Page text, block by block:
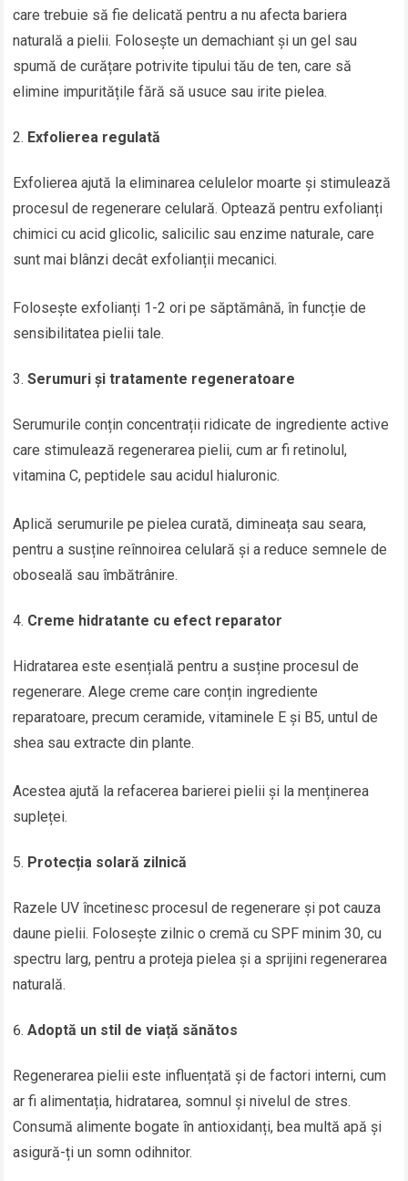
care trebuie să fie delicată pentru a nu afecta bariera
naturală a pielii. Folosește un demachiant și un gel sau
spumă de curățare potrivite tipului tău de ten, care să
elimine impuritățile fără să usuce sau irite pielea.
Exfolierea regulată
Exfolierea ajută la eliminarea celulelor moarte și stimulează
procesul de regenerare celulară. Optează pentru exfolianți
chimici cu acid glicolic, salicilic sau enzime naturale, care
sunt mai blânzi decât exfolianții mecanici.
Folosește exfolianți 1-2 ori pe săptămână, în funcție de
sensibilitatea pielii tale.
Serumuri și tratamente regeneratoare
Serumurile conțin concentrații ridicate de ingrediente active
care stimulează regenerarea pielii, cum ar fi retinolul,
vitamina C, peptidele sau acidul hialuronic.
Aplică serumurile pe pielea curată, dimineața sau seara,
pentru a susține reînnoirea celulară și a reduce semnele de
oboseală sau îmbătrânire.
Creme hidratante cu efect reparator
Hidratarea este esențială pentru a susține procesul de
regenerare. Alege creme care conțin ingrediente
reparatoare, precum ceramide, vitaminele E și B5, untul de
shea sau extracte din plante.
Acestea ajută la refacerea barierei pielii și la menținerea
supleței.
Protecția solară zilnică
Razele UV încetinesc procesul de regenerare și pot cauza
daune pielii. Folosește zilnic o cremă cu SPF minim 30, cu
spectru larg, pentru a proteja pielea și a sprijini regenerarea
naturală.
Adoptă un stil de viață sănătos
Regenerarea pielii este influențată și de factori interni, cum
ar fi alimentația, hidratarea, somnul și nivelul de stres.
Consumă alimente bogate în antioxidanți, bea multă apă și
asigură-ți un somn odihnitor.